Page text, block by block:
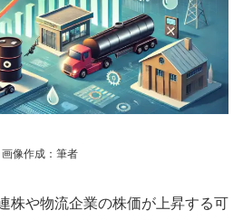
画像作成：筆者
株や物流企業の株価が上昇する可